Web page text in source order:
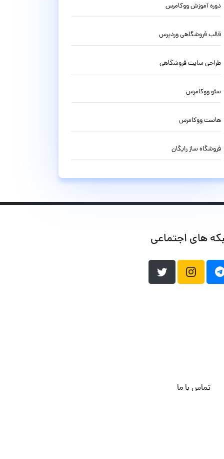
دوره آموزش ووکامرس
قالب فروشگاهی وردپرس
طراحی سایت فروشگاهی
سئو ووکامرس
هاست ووکامرس
فروشگاه ساز رایگان
های اجتماعی
تماس با ما